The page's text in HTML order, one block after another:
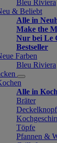
Bleu Riviera
& Beliebt
Alle in
Make the
Nur bei Le
Bestseller
Farben
Bleu Riviera
Alle in
Bräter
Töpfe
Pfannen &